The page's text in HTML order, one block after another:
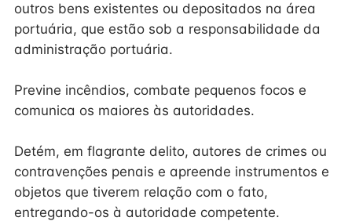
outros bens existentes ou depositados na área
portuária, que estão sob a responsabilidade da
administração portuária.
Previne incêndios, combate pequenos focos e
comunica os maiores às autoridades.
Detém, em flagrante delito, autores de crimes ou
contravenções penais e apreende instrumentos e
objetos que tiverem relação com o fato,
entregando-os à autoridade competente.